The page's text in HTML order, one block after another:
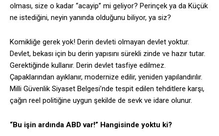
olması, size o kadar “acayip” mi geliyor? Perinçek ya da Küçük
ne istediğini, neyin yanında olduğunu biliyor, ya siz?
Komikliğe gerek yok! Derin devleti olmayan devlet yoktur.
Devlet, bekası için bu derin yapısını sürekli zinde ve hazır tutar.
Gerektiğinde kullanır. Derin devlet tasfiye edilmez.
Çapaklarından ayıklanır, modernize edilir, yeniden yapılandırılır.
Milli Güvenlik Siyaset Belgesi’nde tespit edilen tehditlere karşı,
çağın reel politiğine uygun şekilde de sevk ve idare olunur.
“Bu işin ardında ABD var!” Hangisinde yoktu ki?